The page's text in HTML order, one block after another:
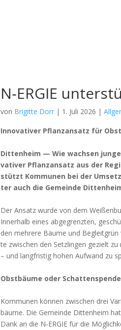
N‑ERGIE
von Brigitte Dorr | 1. Juli 2026 |
Inno­va­ti­ver Pflanz­an­satz für
Dit­ten­heim — Wie wach­sen
va­ti­ver Pflanz­an­satz aus der
stützt Kom­mu­nen bei der
ter auch die Gemein­de
Der Ansatz wur­de von dem
Inner­halb eines abge­grenz­ten,
den meh­re­re Bäu­me und
te zwi­schen den Setz­lin­gen gezielt
– und lang­fris­tig hohen Auf­wand zu
Obst­bäu­me oder
Kom­mu­nen kön­nen zwi­schen drei
bäu­me. Die Gemein­de Dit­ten­heim
Dank an die N‑ERGIE für die